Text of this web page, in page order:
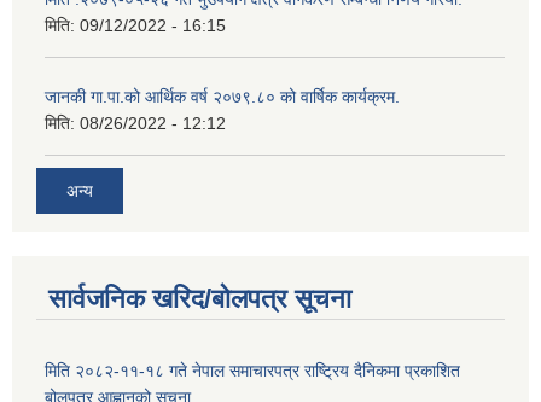
मिति: 09/12/2022 - 16:15
जानकी गा.पा.को आर्थिक वर्ष २०७९.८० को वार्षिक कार्यक्रम.
मिति: 08/26/2022 - 12:12
अन्य
सार्वजनिक खरिद/बोलपत्र सूचना
मिति २०८२-११-१८ गते नेपाल समाचारपत्र राष्ट्रिय दैनिकमा प्रकाशित
बोलपत्र आह्वानको सूचना.